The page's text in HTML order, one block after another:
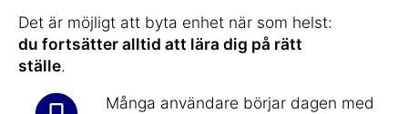
Det är möjligt att byta enhet när som helst:
du fortsätter alltid att lära dig på rätt
ställe.
Många användare börjar dagen med